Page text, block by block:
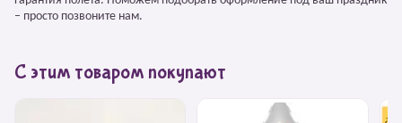
– просто позвоните нам.
С этим товаром покупают